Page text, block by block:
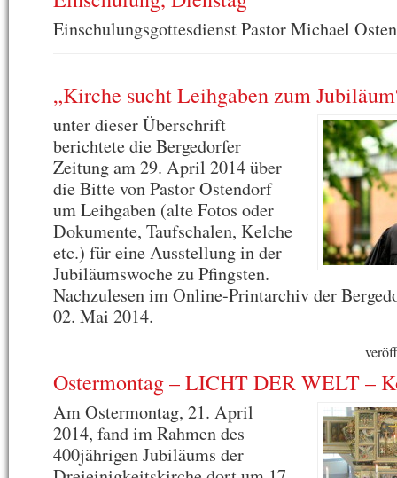
Einschulungsgottesdienst Pastor Michael
„Kirche sucht Leihgaben zum
unter dieser Überschrift
berichtete die Bergedorfer
Zeitung am 29. April 2014 über
die Bitte von Pastor Ostendorf
um Leihgaben (alte Fotos oder
Dokumente, Taufschalen, Kelche
etc.) für eine Ausstellung in der
Jubiläumswoche zu Pfingsten.
Nachzulesen im Online-Printarchiv der
02. Mai 2014.
Ostermontag – LICHT DER WELT –
Am Ostermontag, 21. April
2014, fand im Rahmen des
400jährigen Jubiläums der